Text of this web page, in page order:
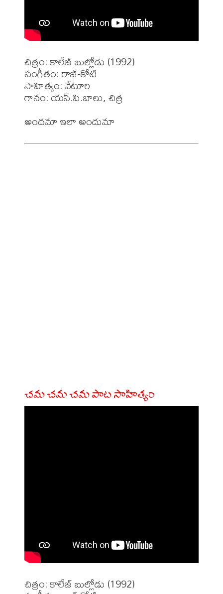
చిత్రం: కాలేజ్ బుల్లోడు (1992)
సంగీతం: రాజ్-కోటి
సాహిత్యం: వేటూరి
గానం: యస్.పి.బాలు, చిత్ర
చమ చమ చమ పాట సాహిత్యం
చిత్రం: కాలేజ్ బుల్లోడు (1992)